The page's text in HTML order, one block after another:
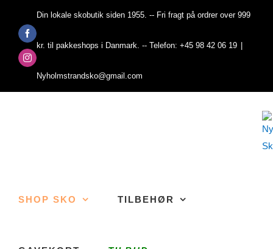
contentFacebook
Instagram
Din lokale skobutik siden 1955. -- Fri fragt på ordrer over 999
kr. til pakkeshops i Danmark. -- Telefon: +45 98 42 06 19
Nyholmstrandsko@gmail.com
SHOP SKO TILBEHØR